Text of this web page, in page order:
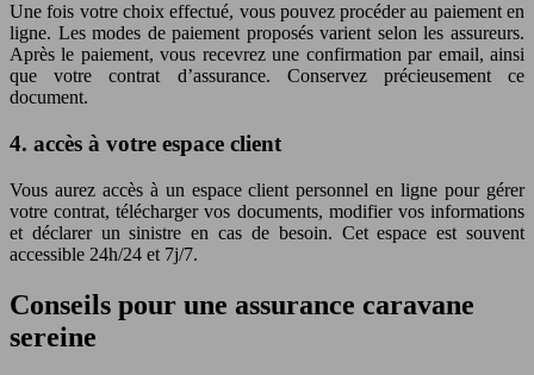
Une fois votre choix effectué, vous pouvez procéder au paiement en
ligne. Les modes de paiement proposés varient selon les assureurs.
Après le paiement, vous recevrez une confirmation par email, ainsi
que votre contrat d’assurance. Conservez précieusement ce
document.
4. accès à votre espace client
Vous aurez accès à un espace client personnel en ligne pour gérer
votre contrat, télécharger vos documents, modifier vos informations
et déclarer un sinistre en cas de besoin. Cet espace est souvent
accessible 24h/24 et 7j/7.
Conseils pour une assurance caravane
sereine